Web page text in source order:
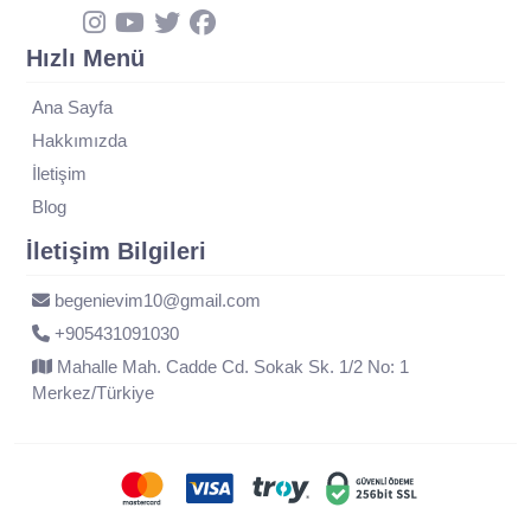
Hızlı Menü
Ana Sayfa
Hakkımızda
İletişim
Blog
İletişim Bilgileri
begenievim10@gmail.com
+905431091030
Mahalle Mah. Cadde Cd. Sokak Sk. 1/2 No: 1
Merkez/Türkiye